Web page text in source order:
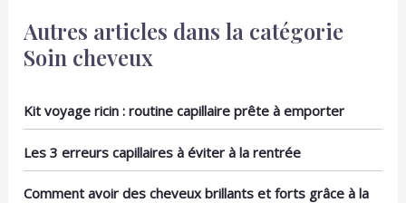
Autres articles dans la catégorie
Soin cheveux
Kit voyage ricin : routine capillaire prête à emporter
Les 3 erreurs capillaires à éviter à la rentrée
Comment avoir des cheveux brillants et forts grâce à la